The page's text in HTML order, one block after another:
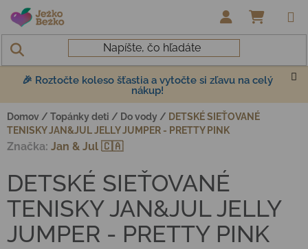
Prejsť na obsah
🎉 Roztočte koleso šťastia a vytočte si zľavu na celý
nákup!
Domov / Topánky deti / Do vody / DETSKÉ SIEŤOVANÉ
TENISKY JAN&JUL JELLY JUMPER - PRETTY PINK
DETSKÉ SIEŤOVANÉ
TENISKY JAN&JUL JELLY
JUMPER - PRETTY PINK
Značka: Jan & Jul 🇨🇦